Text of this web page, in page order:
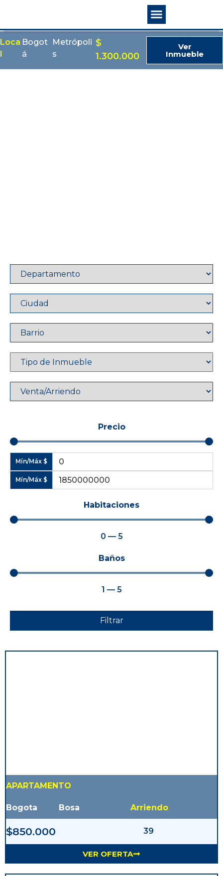
Loca
l
Bogot
á
Metrópoli
s
$
1.300.000
Ver
Inmueble
Precio
Mín/Máx $
Mín/Máx $
Habitaciones
0 — 5
Baños
1 — 5
Filtrar
APARTAMENTO
Bogota Bosa Arriendo
$850.000 39
VER OFERTA